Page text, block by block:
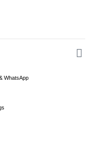
WhatsApp